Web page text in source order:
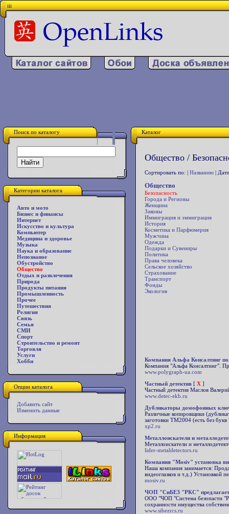
iii
Поиск по каталогу
Категории каталога
Авто и мото
Бизнес и финансы
Интернет
Искусство и культура
Компьютер
Медицина и здоровье
Музыка
Наука и образование
Непознаное
Обустройство
Общество
Отдых и развлечения
Природа
Продукты питания
Промышленность
Прочее
Путешествия
Религия
Связь
Семья
СМИ
Спорт
Строительство и ремонт
Торговля
Услуги
Хобби
Опции каталога
Добавить сайт
Изменить данные
Информация
Каталог
Общество /
Сортировать по: | Названию |
Общество
Безопасность
Города и Регионы
Женщина
Законы
Иммиграция и эммиграция
История
Косметика и Парфюмерия
Мужчина
Одежда
Подарки и Сувениры
Политика
Права человека
Сельское хозяйство
Страхование
Транспорт
Фонды
Экология
Компания Альфа Консалтинг
Компания "Альфа Консалтинг".
www.polygraph-ua.com
Частный детектив [ X ]
Частный детектив Маслов
www.detec-ekb.ru
Дубликаторы домофонных
Различные копировщики
заготовки ТМ2004 (есть без
xp2.ru
Металлоискатели и
Металлоискатели и
lider-metaldetectors.ru
Компания "Mosiv" установка
Наша компания занимается:
видеоглазков и т.д.) Установкой
mosiv.ru
ЧОП "СиБЕЗ "РКС"
ООО "ЧОП "Система безопасти
сохранности имущества
www.sibezrcs.ru